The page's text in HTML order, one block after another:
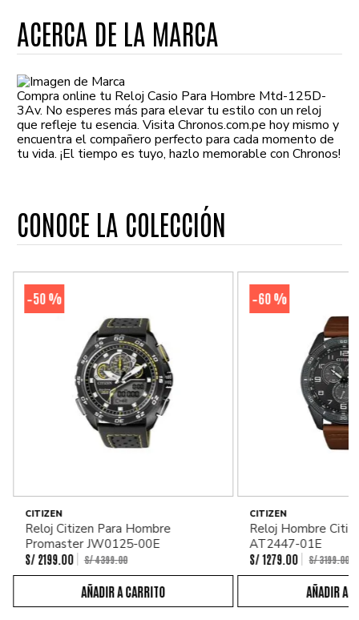
ACERCA DE LA MARCA
Compra online tu Reloj Casio Para Hombre Mtd-125D-
3Av. No esperes más para elevar tu estilo con un reloj
que refleje tu esencia. Visita Chronos.com.pe hoy mismo y
encuentra el compañero perfecto para cada momento de
tu vida. ¡El tiempo es tuyo, hazlo memorable con Chronos!
CONOCE LA COLECCIÓN
-50 %
CITIZEN
Reloj Citizen Para Hombre
Promaster JW0125-00E
S/ 2199. 00 S/4399.00
-60 %
CITIZEN
Reloj Hombre
AT2447-01E
S/ 1279 00 S/3199.00